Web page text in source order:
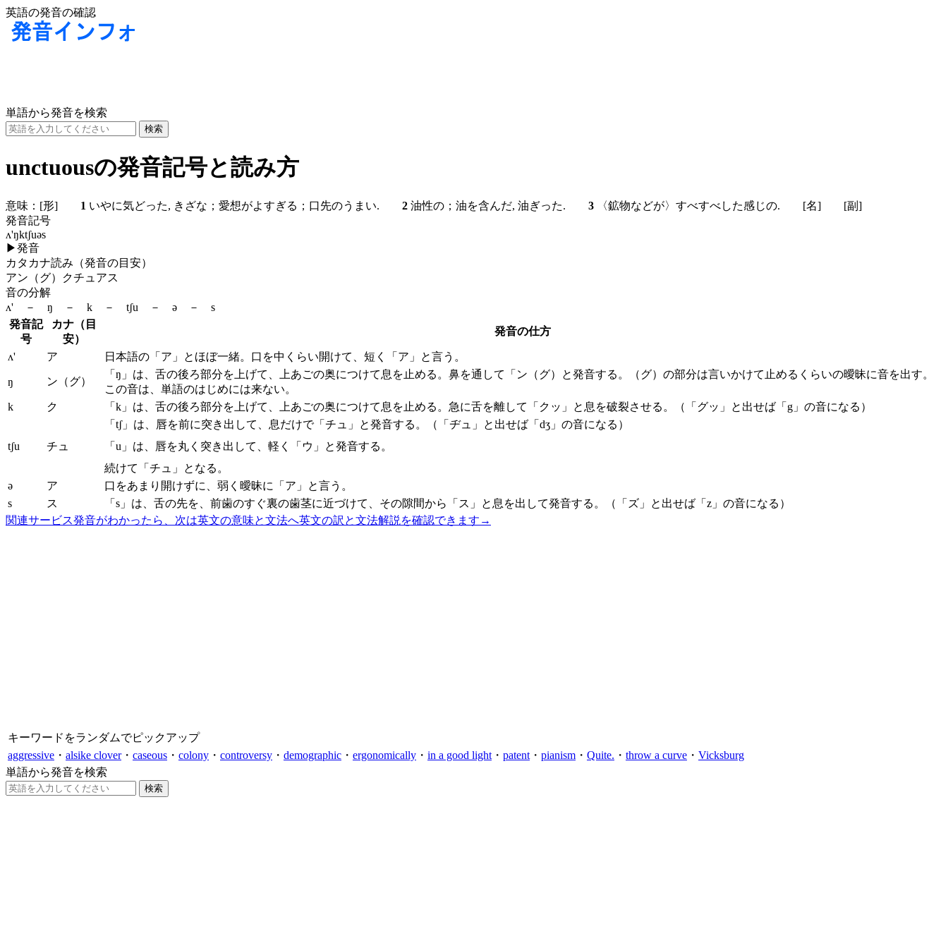
英語の発音の確認
単語から発音を検索
unctuousの発音記号と読み方
意味： [形] 1 いやに気どった, きざな；愛想がよすぎる；口先のうまい. 2 油性の；油を含んだ, 油ぎった. 3 〈鉱物などが〉すべすべした感じの. [名]
[副]
発音記号
ʌ'ŋktʃuəs
▶発音
カタカナ読み（発音の目安）
アン（グ）クチュアス
音の分解
ʌ' － ŋ － k － tʃu － ə － s
発音記
号
カナ（目
安）
発音の仕方
ʌ' ア 日本語の「ア」とほぼ一緒。口を中くらい開けて、短く「ア」と言う。
ŋ ン（グ）
「ŋ」は、舌の後ろ部分を上げて、上あごの奥につけて息を止める。鼻を通して「ン（グ）と発音する。（グ）の部分は言いかけて止めるくらいの曖昧に音を出す。
この音は、単語のはじめには来ない。
k
ク 「k」は、舌の後ろ部分を上げて、上あごの奥につけて息を止める。急に舌を離して「クッ」と息を破裂させる。（「グッ」と出せば「g」の音になる）
tʃu チュ
「tʃ」は、唇を前に突き出して、息だけで「チュ」と発音する。（「ヂュ」と出せば「dʒ」の音になる）
「u」は、唇を丸く突き出して、軽く「ウ」と発音する。
続けて「チュ」となる。
ə
ア
口をあまり開けずに、弱く曖昧に「ア」と言う。
s
ス
「s」は、舌の先を、前歯のすぐ裏の歯茎に近づけて、その隙間から「ス」と息を出して発音する。（「ズ」と出せば「z」の音になる）
関連サービス発音がわかったら、次は英文の意味と文法へ英文の訳と文法解説を確認できます →
キーワードをランダムでピックアップ
aggressive ・ alsike clover・ caseous ・ colony ・ controversy ・ demographic ・ ergonomically ・ in a good light ・ patent ・ pianism ・ Quite. ・ throw a curve ・ Vicksburg
単語から発音を検索